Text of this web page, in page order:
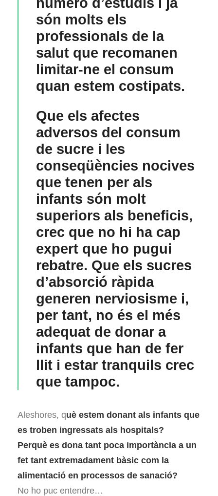
són molts els
professionals de la
salut que recomanen
limitar-ne el consum
quan estem costipats.
Que els afectes
adversos del consum
de sucre i les
conseqüències nocives
que tenen per als
infants són molt
superiors als beneficis,
crec que no hi ha cap
expert que ho pugui
rebatre. Que els sucres
d’absorció ràpida
generen nerviosisme i,
per tant, no és el més
adequat de donar a
infants que han de fer
llit i estar tranquils crec
que tampoc.
Aleshores, què estem donant als infants que
es troben ingressats als hospitals?
Perquè es dona tant poca importància a un
fet tant extremadament bàsic com la
alimentació en processos de sanació?
No ho puc entendre…